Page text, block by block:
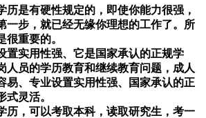
历是有硬性规定的，即使你能力很强，
一步，就已经无缘你理想的工作了。所
很重要的。
置实用性强、它是国家承认的正规学
人员的学历教育和继续教育问题，成人
易、专业设置实用性强、国家承认的正
式灵活。
历，可以考取本科，读取研究生，考一